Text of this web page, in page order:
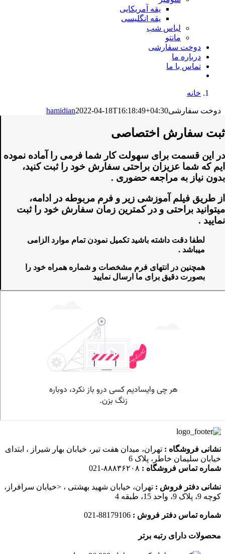
یقه آمریکایی
یقه انگلیسی
لباس شب
مانتو
دوخت سفارشی
درباره ما
تماس با ما
خانه
دوخت سفارشی hamidian2022-04-18T16:18:49+04:30
ثبت سفارش اختصاصی
در این قسمت برای سهولت کار شما فرمی را آماده نموده
ایم که شما عزیزان براحتی سفارش خود را ثبت کنید،
بدون نیاز به مراجعه حضوری .
از طریق فیلم آموزشی زیر و فرم مربوطه در ادامه،
میتوانید براحتی و در کمترین زمان سفارش خود را ثبت
نمایید .
لطفا دقت داشته باشید تکمیل نمودن تمام موارد الزامی
میباشد .
همچنین در انتهای فرم مشخصات و شماره همراه خود را
بصورت دقیق برای ما ارسال نمایید
نشانی فروشگاه : تهران، میدان هفت تیر، خیابان بهار شیراز ، ابتدای
خیابان سلیمان خاطر، پلاک 6
شماره تماس فروشگاه :
نشانی دفتر فروش : تهران، خیابان شهید بهشتی ، <خیابان سرافراز،
کوچه 9، پلاک 9، واحد 15، طبقه 4
شماره تماس دفتر فروش :
محصولات دارای رتبه برتر